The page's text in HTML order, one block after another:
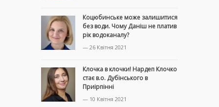
Коцюбинське може залишитися
без води. Чому Даніш не платив
рік водоканалу?
— 26 Квітня 2021
Клочка в клочки! Нардеп Клочко
стає в.о. Дубінського в
Приірпінні
— 10 Квітня 2021